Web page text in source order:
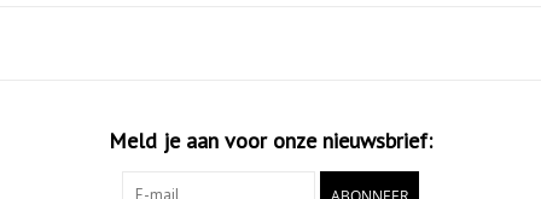
Meld je aan voor onze nieuwsbrief: